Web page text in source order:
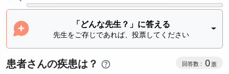
「どんな先生？」に答える
先生をご存じであれば、投票してください
患者さんの疾患は？ 0